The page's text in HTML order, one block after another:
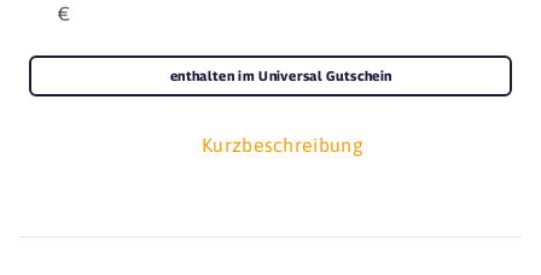
€
Kurzbeschreibung
enthalten im Universal Gutschein